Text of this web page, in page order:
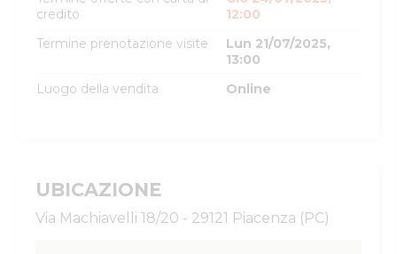
credito
12:00
Termine prenotazione visite
Lun 21/07/2025,
13:00
Luogo della vendita
Online
UBICAZIONE
Via Machiavelli 18/20 - 29121 Piacenza (PC)